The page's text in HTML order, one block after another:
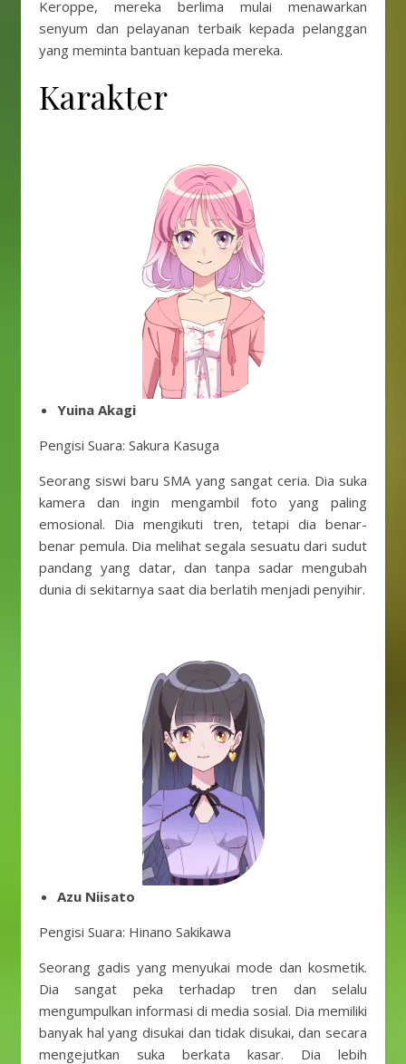
Keroppe, mereka berlima mulai menawarkan
senyum dan pelayanan terbaik kepada pelanggan
yang meminta bantuan kepada mereka.
Karakter
Yuina Akagi
Pengisi Suara: Sakura Kasuga
Seorang siswi baru SMA yang sangat ceria. Dia suka
kamera dan ingin mengambil foto yang paling
emosional. Dia mengikuti tren, tetapi dia benar-
benar pemula. Dia melihat segala sesuatu dari sudut
pandang yang datar, dan tanpa sadar mengubah
dunia di sekitarnya saat dia berlatih menjadi penyihir.
Azu Niisato
Pengisi Suara: Hinano Sakikawa
Seorang gadis yang menyukai mode dan kosmetik.
Dia sangat peka terhadap tren dan selalu
mengumpulkan informasi di media sosial. Dia memiliki
banyak hal yang disukai dan tidak disukai, dan secara
mengejutkan suka berkata kasar. Dia lebih